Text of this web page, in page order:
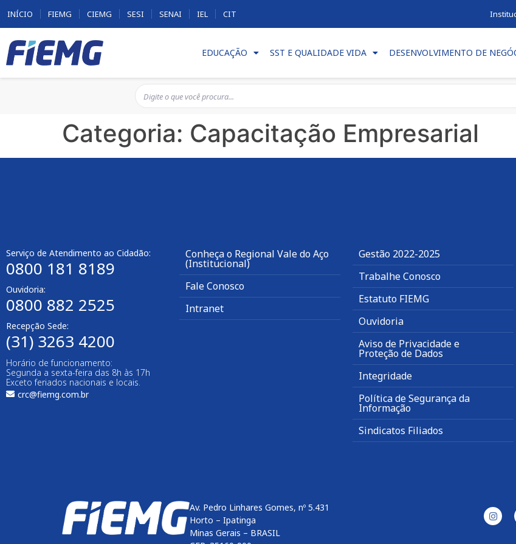
INÍCIO FIEMG CIEMG SESI SENAI IEL CIT
EDUCAÇÃO SST E QUALIDADE VIDA DESENVOLVIMENTO DE
Categoria: Capacitação Empresarial
Serviço de Atendimento ao Cidadão:
0800 181 8189
Ouvidoria:
0800 882 2525
Recepção Sede:
(31) 3263 4200
Horário de funcionamento:
Segunda a sexta-feira das 8h às 17h
Exceto feriados nacionais e locais.
crc@fiemg.com.br
Conheça o Regional Vale do Aço
(Institucional)
Fale Conosco
Intranet
Gestão 2022-2025
Trabalhe Conosco
Estatuto FIEMG
Ouvidoria
Aviso de Privacidade e
Proteção de Dados
Integridade
Política de Segurança da
Informação
Sindicatos Filiados
Av. Pedro Linhares Gomes, nº 5.431
Horto – Ipatinga
Minas Gerais – BRASIL